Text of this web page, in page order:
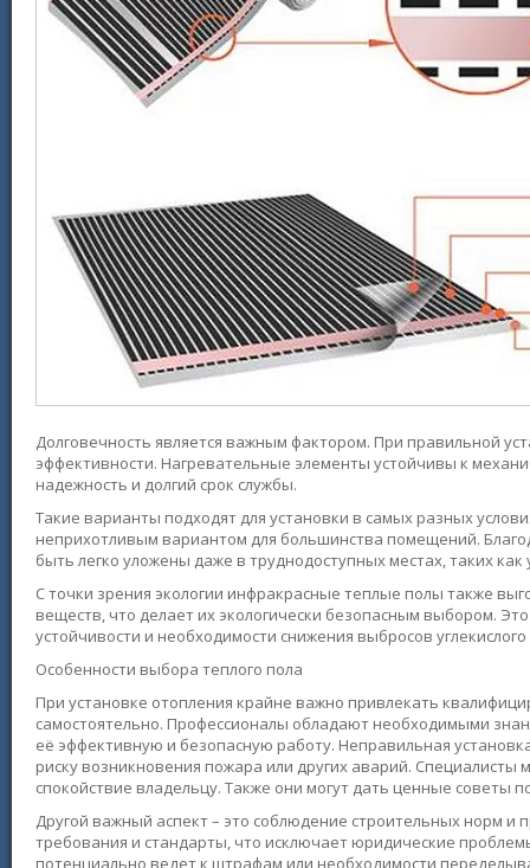
Долговечность является важным фактором. При правильной
эффективности. Нагревательные элементы устойчивы к
надежность и долгий срок службы.
Такие варианты подходят для установки в самых разных
неприхотливым вариантом для большинства помещений.
быть легко уложены даже в труднодоступных местах, таких как
С точки зрения экологии инфракрасные теплые полы также
веществ, что делает их экологически безопасным выбором.
устойчивости и необходимости снижения выбросов углекислого
Особенности выбора теплого пола
При установке отопления крайне важно привлекать
самостоятельно. Профессионалы обладают необходимыми
её эффективную и безопасную работу. Неправильная
риску возникновения пожара или других аварий.
спокойствие владельцу. Также они могут дать ценные советы
Другой важный аспект – это соблюдение строительных норм
требования и стандарты, что исключает юридические
потенциально ведет к штрафам или необходимости